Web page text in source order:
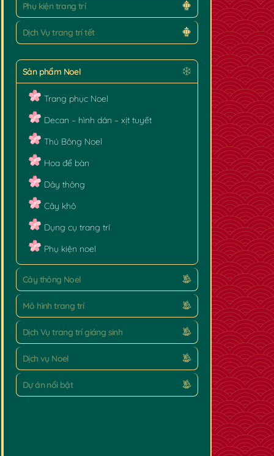
Phụ kiện trang trí
Dịch Vụ trang trí tết
Sản phẩm Noel
Trang phục Noel
Decan – hình dán – xịt tuyết
Thú Bông Noel
Hoa để bàn
Dây thông
Cây khô
Dụng cụ trang trí
Phụ kiện noel
Cây thông Noel
Mô hình trang trí
Dịch Vụ trang trí giáng sinh
Dịch vụ Noel
Dự án nổi bật